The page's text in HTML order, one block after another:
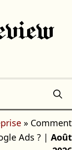
» Comment
Ads ? | Août